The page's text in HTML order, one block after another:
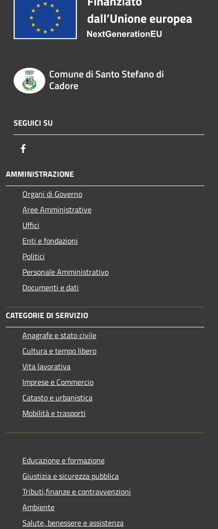
Comune di Santo Stefano di
Cadore
SEGUICI SU
AMMINISTRAZIONE
Organi di Governo
Aree Amministrative
Uffici
Enti e fondazioni
Politici
Personale Amministrativo
Documenti e dati
CATEGORIE DI SERVIZIO
Anagrafe e stato civile
Cultura e tempo libero
Vita lavorativa
Imprese e Commercio
Catasto e urbanistica
Mobilità e trasporti
Educazione e formazione
Giustizia e sicurezza pubblica
Tributi,finanze e contravvenzioni
Ambiente
Salute, benessere e assistenza